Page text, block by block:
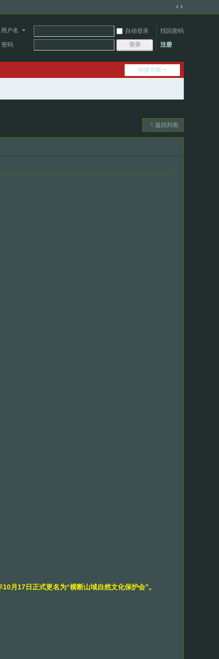
切
到
用户名 自动登录
找回密码
密码
登录 注册
快捷导航
返回列表
月17日正式更名为“横断山域自然文化保护会”。